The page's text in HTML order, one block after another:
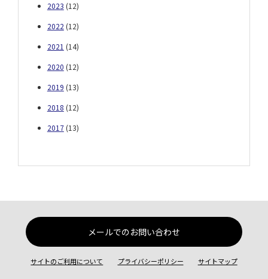
2023 (12)
2022 (12)
2021 (14)
2020 (12)
2019 (13)
2018 (12)
2017(13)
メールでのお問い合わせ
サイトのご利用について プライバシーポリシー サイトマップ